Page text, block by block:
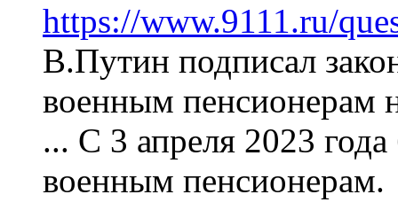
https://www.9111.ru/
В.Путин подписал
военным пенсионерам
... С 3 апреля 2023
военным пенсионерам.